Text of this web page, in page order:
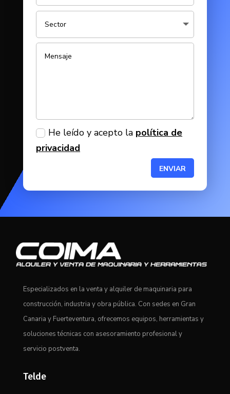
He leído y acepto la política de
privacidad
ENVIAR
Especializados en la venta y alquiler de maquinaria para
construcción, industria y obra pública. Con sedes en Gran
Canaria y Fuerteventura, ofrecemos equipos, herramientas y
soluciones técnicas con asesoramiento profesional y
servicio postventa.
Telde